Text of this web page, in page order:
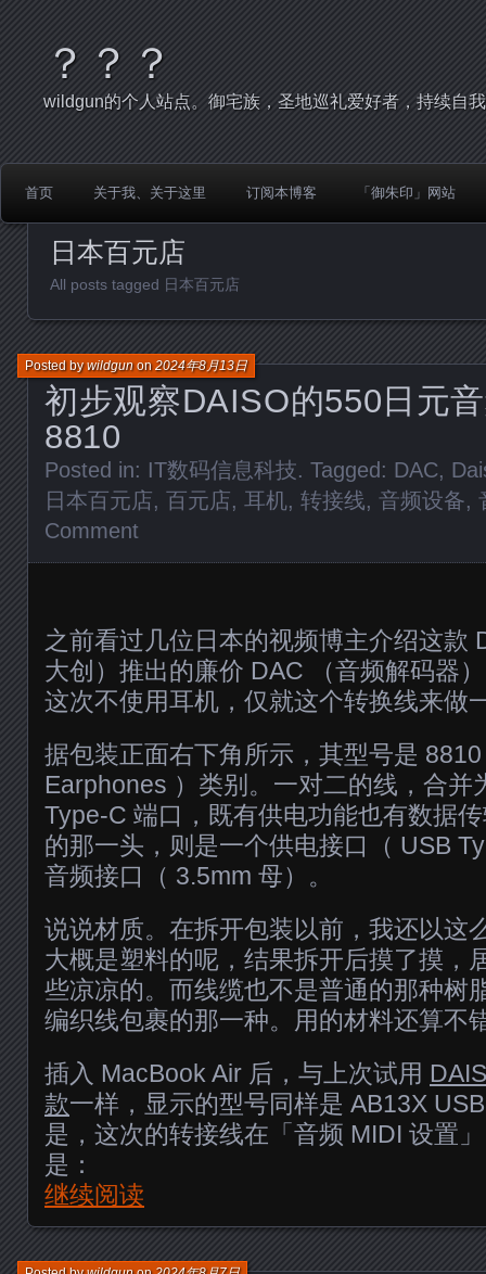
？？？
wildgun的个人站点。御宅族，圣地巡礼爱好者，持续自
首页 关于我、关于这里 订阅本博客 「御朱印」网站
日本百元店
All posts tagged 日本百元店
初步观察DAISO的550日元
8810
Posted bywildgunon2024年8月13日
Posted in: IT数码信息科技. Tagged: DAC,
日本百元店, 百元店, 耳机, 转接线, 音频设备,
Comment
之前看过几位日本的视频博主介绍这款
大创）推出的廉价 DAC （音频解码器
这次不使用耳机，仅就这个转换线来做
据包装正面右下角所示，其型号是
Earphones ）类别。一对二的线，合并
Type-C 端口，既有供电功能也有数据
的那一头，则是一个供电接口（ USB
音频接口（ 3.5mm 母）。
说说材质。在拆开包装以前，我还以这
大概是塑料的呢，结果拆开后摸了摸，
些凉凉的。而线缆也不是普通的那种树
编织线包裹的那一种。用的材料还算不
插入 MacBook Air 后，与上次试用
款一样，显示的型号同样是 AB13X
是，这次的转接线在「音频 MIDI 设置
是：
继续阅读